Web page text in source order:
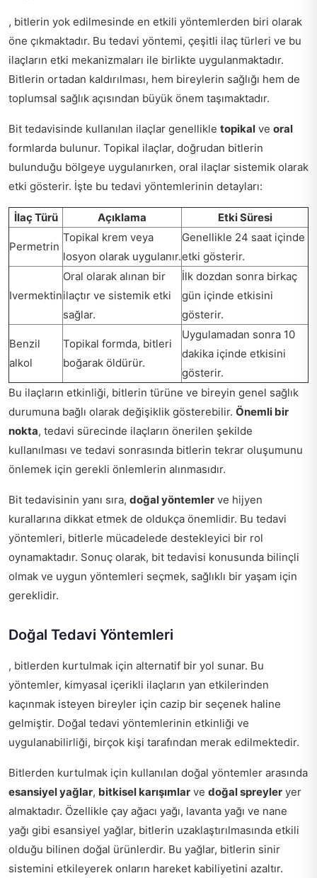
, bitlerin yok edilmesinde en etkili yöntemlerden biri olarak
öne çıkmaktadır. Bu tedavi yöntemi, çeşitli ilaç türleri ve bu
ilaçların etki mekanizmaları ile birlikte uygulanmaktadır.
Bitlerin ortadan kaldırılması, hem bireylerin sağlığı hem de
toplumsal sağlık açısından büyük önem taşımaktadır.
Bit tedavisinde kullanılan ilaçlar genellikle topikal ve oral
formlarda bulunur. Topikal ilaçlar, doğrudan bitlerin
bulunduğu bölgeye uygulanırken, oral ilaçlar sistemik olarak
etki gösterir. İşte bu tedavi yöntemlerinin detayları:
İlaç Türü Açıklama Etki Süresi
Permetrin
Topikal krem veya
losyon olarak uygulanır.
Genellikle 24 saat içinde
etki gösterir.
Ivermektin
Oral olarak alınan bir
ilaçtır ve sistemik etki
sağlar.
İlk dozdan sonra birkaç
gün içinde etkisini
gösterir.
Benzil
alkol
Topikal formda, bitleri
boğarak öldürür.
Uygulamadan sonra 10
dakika içinde etkisini
gösterir.
Bu ilaçların etkinliği, bitlerin türüne ve bireyin genel sağlık
durumuna bağlı olarak değişiklik gösterebilir. Önemli bir
nokta, tedavi sürecinde ilaçların önerilen şekilde
kullanılması ve tedavi sonrasında bitlerin tekrar oluşumunu
önlemek için gerekli önlemlerin alınmasıdır.
Bit tedavisinin yanı sıra, doğal yöntemler ve hijyen
kurallarına dikkat etmek de oldukça önemlidir. Bu tedavi
yöntemleri, bitlerle mücadelede destekleyici bir rol
oynamaktadır. Sonuç olarak, bit tedavisi konusunda bilinçli
olmak ve uygun yöntemleri seçmek, sağlıklı bir yaşam için
gereklidir.
Doğal Tedavi Yöntemleri
, bitlerden kurtulmak için alternatif bir yol sunar. Bu
yöntemler, kimyasal içerikli ilaçların yan etkilerinden
kaçınmak isteyen bireyler için cazip bir seçenek haline
gelmiştir. Doğal tedavi yöntemlerinin etkinliği ve
uygulanabilirliği, birçok kişi tarafından merak edilmektedir.
Bitlerden kurtulmak için kullanılan doğal yöntemler arasında
esansiyel yağlar, bitkisel karışımlar ve doğal spreyler yer
almaktadır. Özellikle çay ağacı yağı, lavanta yağı ve nane
yağı gibi esansiyel yağlar, bitlerin uzaklaştırılmasında etkili
olduğu bilinen doğal ürünlerdir. Bu yağlar, bitlerin sinir
sistemini etkileyerek onların hareket kabiliyetini azaltır.